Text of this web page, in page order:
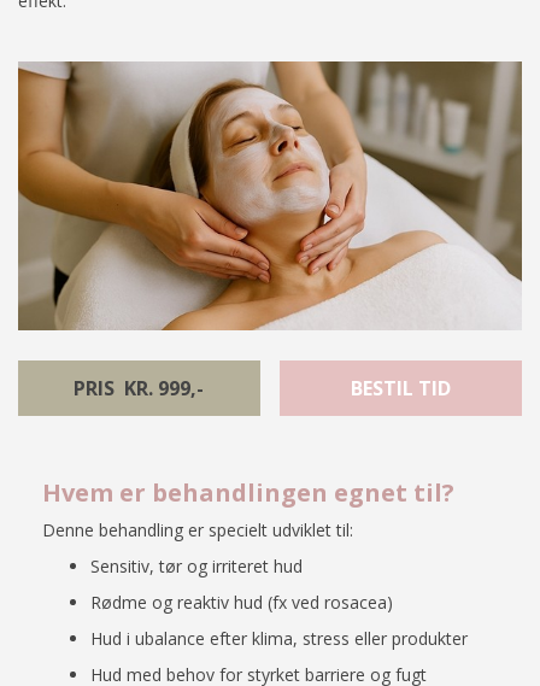
PRIS KR. 999,- BESTIL TID
Hvem er behandlingen egnet til?
Denne behandling er specielt udviklet til:
Sensitiv, tør og irriteret hud
Rødme og reaktiv hud (fx ved rosacea)
Hud i ubalance efter klima, stress eller produkter
Hud med behov for styrket barriere og fugt